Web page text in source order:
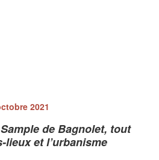
2021
de Bagnolet, tout
et l’urbanisme